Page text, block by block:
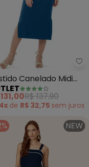
- Vestido (Floral
Canelado Midi
Feminino (Azul)
R$ 137,90
4x de R$ 32,75 sem juros
NEW